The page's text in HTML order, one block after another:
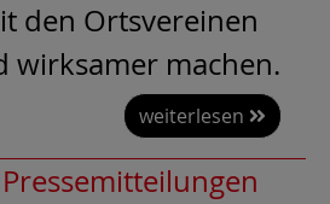
den Ortsvereinen
wirksamer machen.
weiterlesen
Pressemitteilungen